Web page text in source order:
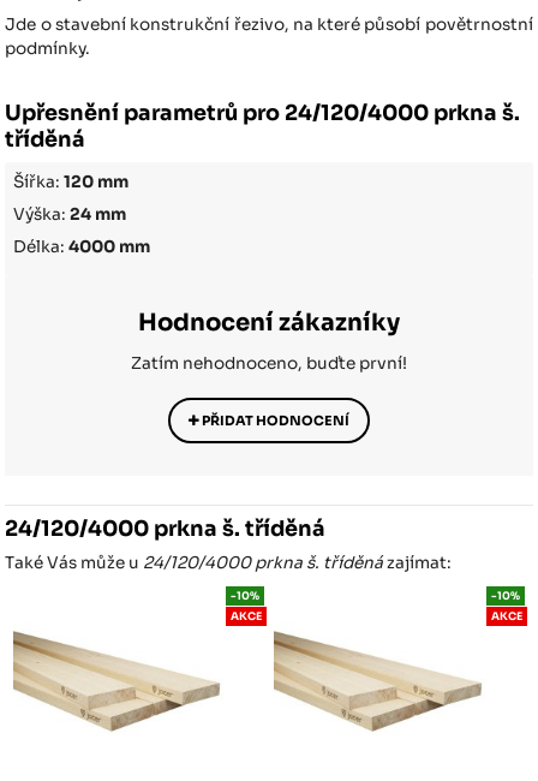
Jde o stavební konstrukční řezivo, na které působí povětrnostní
podmínky.
Upřesnění parametrů pro 24/120/4000 prkna š.
tříděná
Šířka:120 mm
Výška:24 mm
Délka:4000 mm
Hodnocení zákazníky
Zatím nehodnoceno, buďte první!
PŘIDAT HODNOCENÍ
24/120/4000 prkna š. tříděná
Také Vás může u 24/120/4000 prkna š. tříděnázajímat:
-10%
AKCE
-10%
AKCE